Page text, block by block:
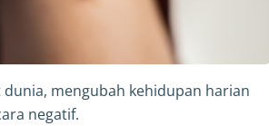
dunia, mengubah kehidupan harian
negatif.